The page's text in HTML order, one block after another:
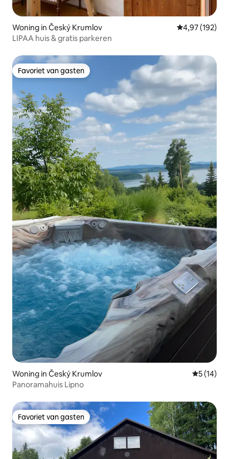
Woning in Český Krumlov Gemiddelde
4,97 (192)
LIPAA huis & gratis parkeren
Favoriet van gasten
Favoriet van gasten
Woning in Český Krumlov
5 (14)
Panoramahuis Lipno
Favoriet van gasten
Favoriet van gasten